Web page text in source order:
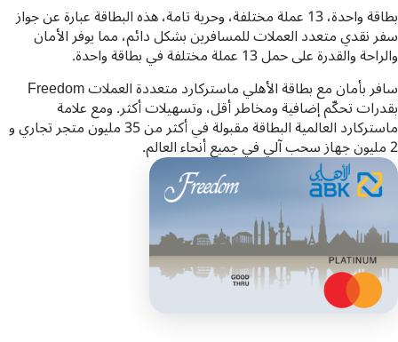
بطاقة واحدة، 13 عملة مختلفة، وحرية تامة، هذه البطاقة عبارة عن جواز
سفر نقدي متعدد العملات للمسافرين بشكل دائم، مما يوفر الأمان
والراحة والقدرة على حمل 13 عملة مختلفة في بطاقة واحدة.
سافر بأمان مع بطاقة الأهلي ماستركارد متعددة العملات Freedom
بقدرات تحكّم إضافية ومخاطر أقل، وتسهيلات أكثر. ومع علامة
ماستركارد العالمية البطاقة مقبولة في أكثر من 35 مليون متجر تجاري و
2 مليون جهاز سحب آلي في جميع أنحاء العالم.